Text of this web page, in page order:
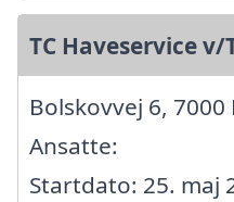
TC Haveservice
Bolskovvej 6, 7000
Ansatte:
Startdato: 25. maj